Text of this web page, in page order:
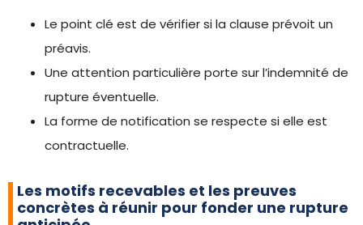
Le point clé est de vérifier si la clause prévoit un
préavis.
Une attention particulière porte sur l’indemnité de
rupture éventuelle.
La forme de notification se respecte si elle est
contractuelle.
Les motifs recevables et les preuves
concrètes à réunir pour fonder une rupture